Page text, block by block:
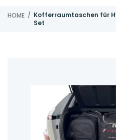
HOME / Kofferraumtaschen für
Set